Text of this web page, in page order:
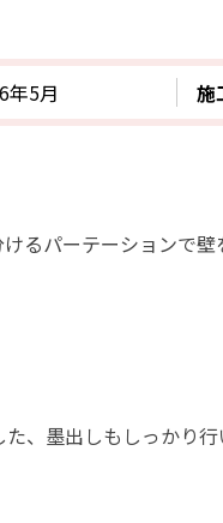
年5月 施
るパーテーションで
、墨出しもしっかり